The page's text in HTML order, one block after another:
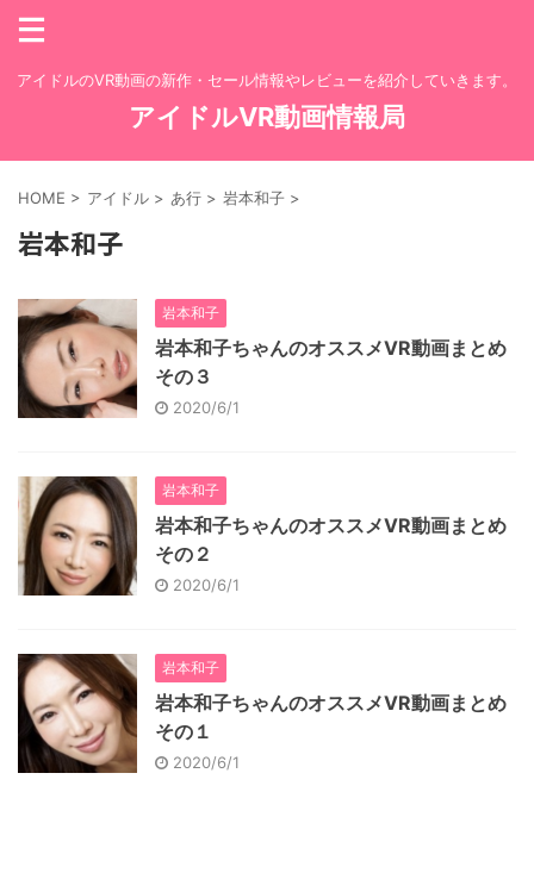
アイドルのVR動画の新作・セール情報やレビューを紹介していきます。
アイドルVR動画情報局
HOME > アイドル > あ行 > 岩本和子 >
岩本和子
岩本和子
岩本和子ちゃんのオススメVR動画まとめ
その３
2020/6/1
岩本和子
岩本和子ちゃんのオススメVR動画まとめ
その２
2020/6/1
岩本和子
岩本和子ちゃんのオススメVR動画まとめ
その１
2020/6/1